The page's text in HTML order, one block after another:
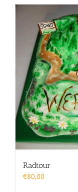
Radtour
€80,00